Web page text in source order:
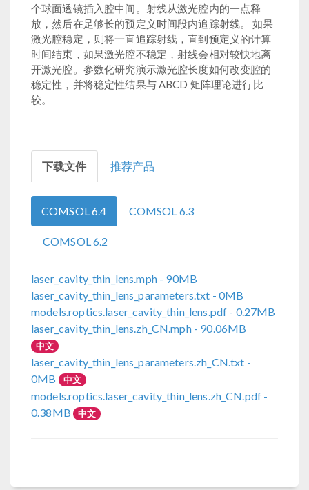
个球面透镜插入腔中间。射线从激光腔内的一点释
放，然后在足够长的预定义时间段内追踪射线。 如果
激光腔稳定，则将一直追踪射线，直到预定义的计算
时间结束，如果激光腔不稳定，射线会相对较快地离
开激光腔。参数化研究演示激光腔长度如何改变腔的
稳定性，并将稳定性结果与 ABCD 矩阵理论进行比
较。
下载文件 推荐产品
COMSOL 6.4 COMSOL 6.3
COMSOL 6.2
laser_cavity_thin_lens.mph- 90MB
laser_cavity_thin_lens_parameters.txt - 0MB
models.roptics.laser_cavity_thin_lens.pdf - 0.27MB
laser_cavity_thin_lens.zh_CN.mph- 90.06MB
中文
laser_cavity_thin_lens_parameters.zh_CN.txt -
0MB
中文
models.roptics.laser_cavity_thin_lens.zh_CN.pdf -
0.38MB 中文